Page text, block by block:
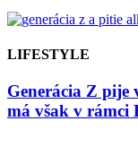
LIFESTYLE
Generácia Z pije
má však v rámci